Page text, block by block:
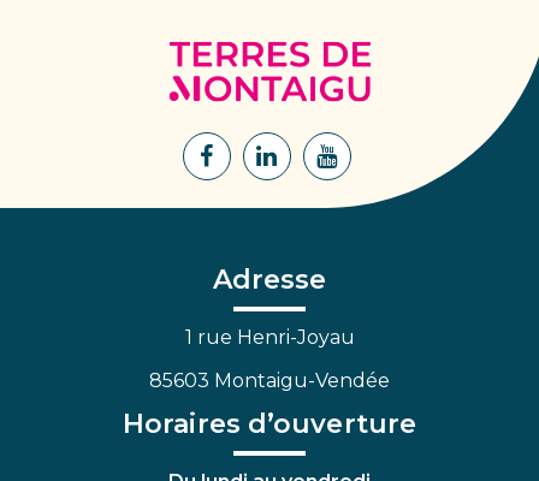
Terres
de
Lien
Facebook
Lien
Lien
Adresse
1 rue Henri-Joyau
85603 Montaigu-Vendée
Horaires d’ouverture